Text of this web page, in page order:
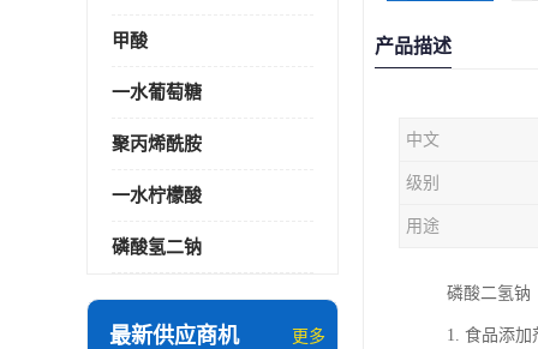
甲酸
一水葡萄糖
聚丙烯酰胺
一水柠檬酸
磷酸氢二钠
最新供应商机 更多
产品描述
中文
级别
用途
磷酸二氢钠
1. 食品添